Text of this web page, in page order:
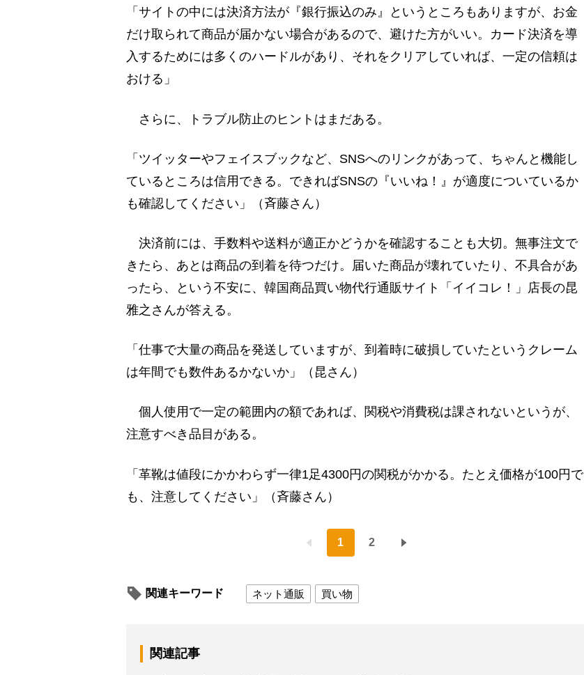
「サイトの中には決済方法が『銀行振込のみ』というところもありますが、お金
だけ取られて商品が届かない場合があるので、避けた方がいい。カード決済を導
入するためには多くのハードルがあり、それをクリアしていれば、一定の信頼は
おける」
さらに、トラブル防止のヒントはまだある。
「ツイッターやフェイスブックなど、SNSへのリンクがあって、ちゃんと機能し
ているところは信用できる。できればSNSの『いいね！』が適度についているか
も確認してください」（斉藤さん）
決済前には、手数料や送料が適正かどうかを確認することも大切。無事注文で
きたら、あとは商品の到着を待つだけ。届いた商品が壊れていたり、不具合があ
ったら、という不安に、韓国商品買い物代行通販サイト「イイコレ！」店長の昆
雅之さんが答える。
「仕事で大量の商品を発送していますが、到着時に破損していたというクレーム
は年間でも数件あるかないか」（昆さん）
個人使用で一定の範囲内の額であれば、関税や消費税は課されないというが、
注意すべき品目がある。
「革靴は値段にかかわらず一律1足4300円の関税がかかる。たとえ価格が100円で
も、注意してください」（斉藤さん）
1 2
関連キーワード ネット通販 買い物
関連記事